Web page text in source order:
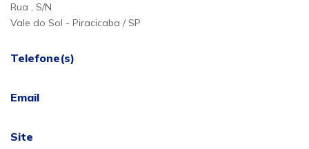
Rua , S/N
Vale do Sol - Piracicaba / SP
Telefone(s)
Email
Site